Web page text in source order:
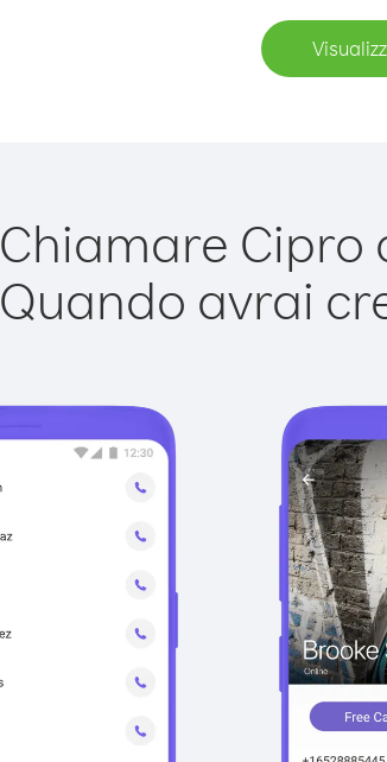
Chiamare Cipro
Quando avrai